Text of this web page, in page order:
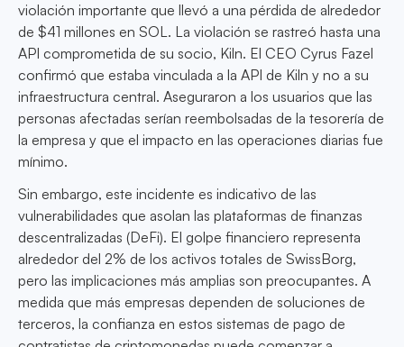
violación importante que llevó a una pérdida de alrededor
de $41 millones en SOL. La violación se rastreó hasta una
API comprometida de su socio, Kiln. El CEO Cyrus Fazel
confirmó que estaba vinculada a la API de Kiln y no a su
infraestructura central. Aseguraron a los usuarios que las
personas afectadas serían reembolsadas de la tesorería de
la empresa y que el impacto en las operaciones diarias fue
mínimo.
Sin embargo, este incidente es indicativo de las
vulnerabilidades que asolan las plataformas de finanzas
descentralizadas (DeFi). El golpe financiero representa
alrededor del 2% de los activos totales de SwissBorg,
pero las implicaciones más amplias son preocupantes. A
medida que más empresas dependen de soluciones de
terceros, la confianza en estos sistemas de pago de